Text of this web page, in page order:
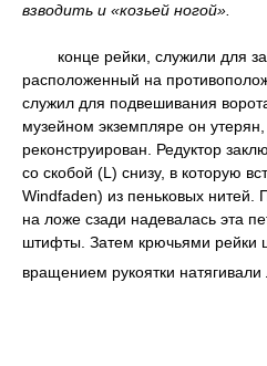
взводить и «козьей ногой».
конце рейки, служили для
расположенный на
служил для подвешивания
музейном экземпляре он
реконструирован. Редуктор
со скобой (L) снизу, в которую
Windfaden) из пеньковых
на ложе сзади надевалась эта
штифты. Затем крючьями рейки
вращением рукоятки натягивали